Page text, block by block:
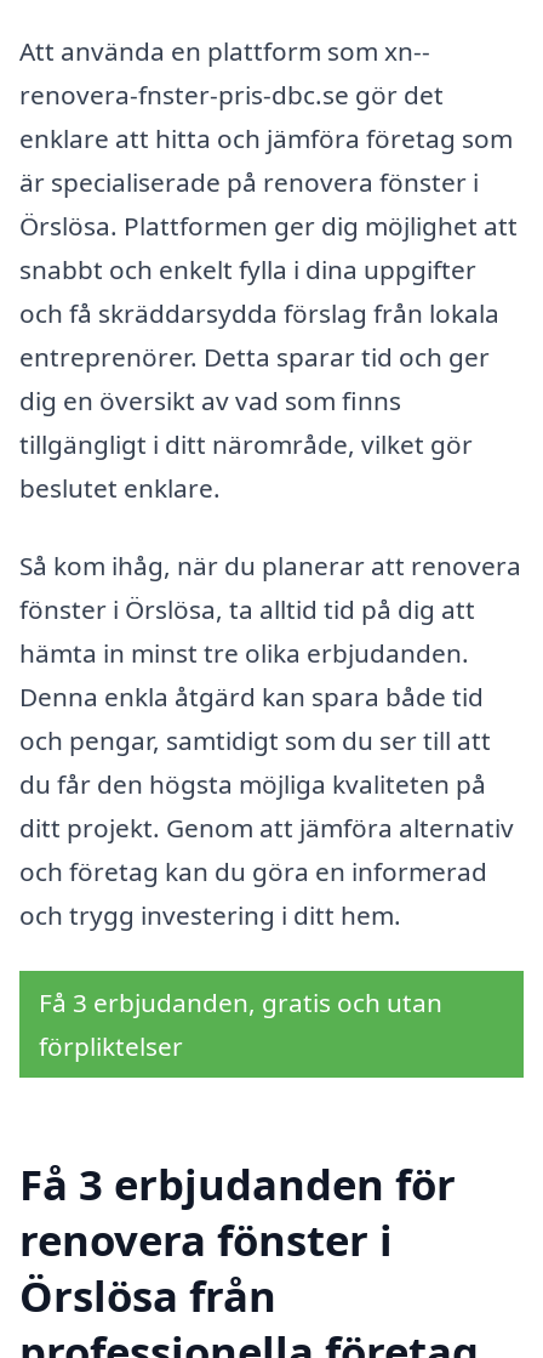
Att använda en plattform som xn--
renovera-fnster-pris-dbc.se gör det
enklare att hitta och jämföra företag som
är specialiserade på renovera fönster i
Örslösa. Plattformen ger dig möjlighet att
snabbt och enkelt fylla i dina uppgifter
och få skräddarsydda förslag från lokala
entreprenörer. Detta sparar tid och ger
dig en översikt av vad som finns
tillgängligt i ditt närområde, vilket gör
beslutet enklare.
Så kom ihåg, när du planerar att renovera
fönster i Örslösa, ta alltid tid på dig att
hämta in minst tre olika erbjudanden.
Denna enkla åtgärd kan spara både tid
och pengar, samtidigt som du ser till att
du får den högsta möjliga kvaliteten på
ditt projekt. Genom att jämföra alternativ
och företag kan du göra en informerad
och trygg investering i ditt hem.
Få 3 erbjudanden, gratis och utan
förpliktelser
Få 3 erbjudanden för
renovera fönster i
Örslösa från